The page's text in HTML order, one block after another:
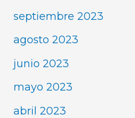
septiembre 2023
agosto 2023
junio 2023
mayo 2023
abril 2023